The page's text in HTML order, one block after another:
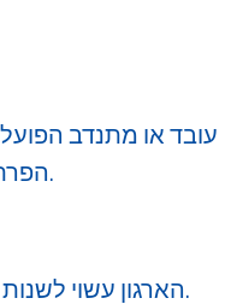
​עובד או מתנדב הפועל
הפרת המדיניות עשויה לגרור צעדים משמעתיים ועלולה להוות עילה לסיום העסקה.
הארגון עשוי לשנות את מדיניותו מעת לעת. במידה ויעשה כן, תישלח על כך הודעה לכלל העובדים.